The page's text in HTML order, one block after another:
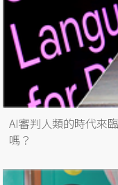
AI審判人類的時代來
嗎？